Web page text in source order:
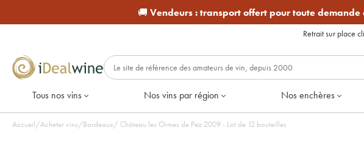
🚚 Vendeurs :transport offert pour toute demande
Retrait sur place
Tous nos vins Nos vins par région Nos enchères
Accueil/Acheter vins/Bordeaux/ Château les Ormes de Pez 2009 - Lot de 12 bouteilles